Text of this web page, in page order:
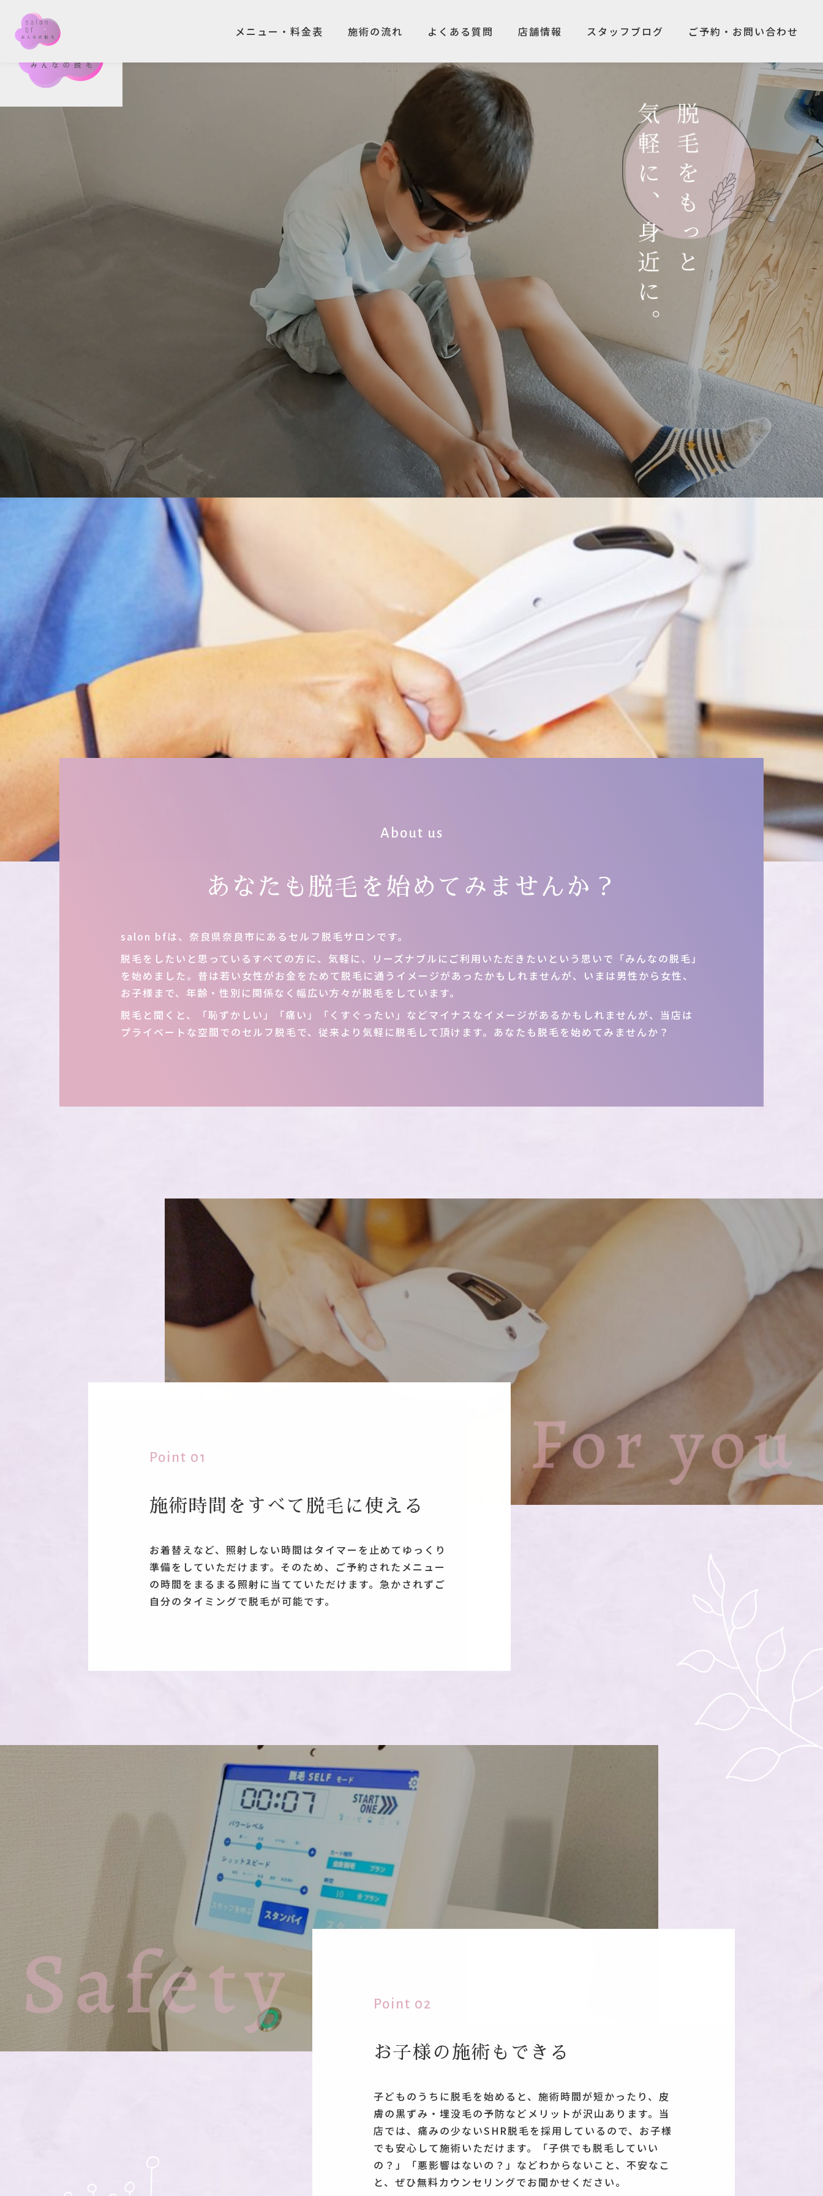
メニュー・料金表 施術の流れ よくある質問 店舗情報 スタッフブログ ご予約・お問い合わせ
メニュー・料金表 施術の流れ よくある質問 店舗情報 スタッフブログ ご予約・お問い合わせ
About us
あなたも脱毛を始めてみませんか？
salon bfは、奈良県奈良市にあるセルフ脱毛サロンです。
脱毛をしたいと思っているすべての方に、気軽に、リーズナブルにご利用いただきたいという思いで「みんなの脱毛」
を始めました。昔は若い女性がお金をためて脱毛に通うイメージがあったかもしれませんが、いまは男性から女性、
お子様まで、年齢・性別に関係なく幅広い方々が脱毛をしています。
脱毛と聞くと、「恥ずかしい」「痛い」「くすぐったい」などマイナスなイメージがあるかもしれませんが、当店は
プライベートな空間でのセルフ脱毛で、従来より気軽に脱毛して頂けます。あなたも脱毛を始めてみませんか？
Point 01
施術時間をすべて脱毛に使える
お着替えなど、照射しない時間はタイマーを止めてゆっくり
準備をしていただけます。そのため、ご予約されたメニュー
の時間をまるまる照射に当てていただけます。急かされずご
自分のタイミングで脱毛が可能です。
Point 02
お子様の施術もできる
子どものうちに脱毛を始めると、施術時間が短かったり、皮
膚の黒ずみ・埋没毛の予防などメリットが沢山あります。当
店では、痛みの少ないSHR脱毛を採用しているので、お子様
でも安心して施術いただけます。「子供でも脱毛していい
の？」「悪影響はないの？」などわからないこと、不安なこ
と、ぜひ無料カウンセリングでお聞かせください。